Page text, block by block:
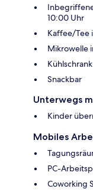
10:00 Uhr
Kaffee/Tee
Mikrowelle
Snackbar
Unterwegs
Kinder
Mobiles
PC-
Coworking